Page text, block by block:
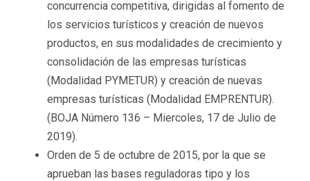
concurrencia competitiva, dirigidas al fomento de
los servicios turísticos y creación de nuevos
productos, en sus modalidades de crecimiento y
consolidación de las empresas turísticas
(Modalidad PYMETUR) y creación de nuevas
empresas turísticas (Modalidad EMPRENTUR).
(BOJA Número 136 – Miercoles, 17 de Julio de
2019).
Orden de 5 de octubre de 2015, por la que se
aprueban las bases reguladoras tipo y los